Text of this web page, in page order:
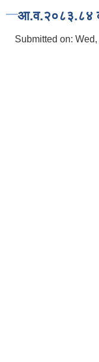
आ.व.२०८३.८४
Submitted on: